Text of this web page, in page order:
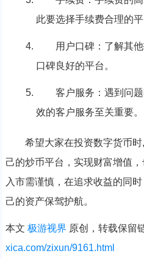
此要选择手续费合理的平
用户口碑：了解其
口碑良好的平台。
客户服务：遇到问
效的客户服务至关重要。
希望大家在投资数字货币
己的炒币平台，实现财富增值
入市需谨慎，在追求收益的同
己的资产保驾护航。
本文 极游视界 原创，转载保留
xica.com/zixun/9161.html